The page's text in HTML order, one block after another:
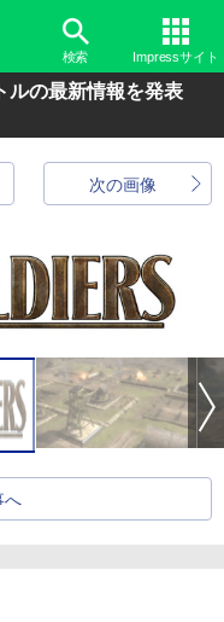
検索 Impressサイト
の最新情報を発表
次の画像
へ